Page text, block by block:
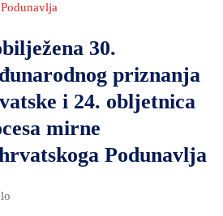
30.
priznanja
i 24. obljetnica
mirne
Podunavlja